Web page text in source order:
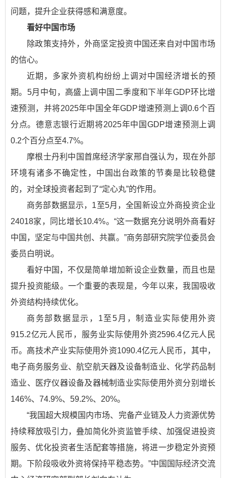
问题，提升企业获得感和满意度。
看好中国市场
除政策支持外，外商坚定投资中国还来自对中国市场
的信心。
近期，多家外资机构纷纷上调对中国经济增长的预
期。5月中旬，高盛上调中国二季度和下半年GDP环比增
速预测，并将2025年中国全年GDP增速预测上调0.6个百
分点。德意志银行近期将2025年中国GDP增速预测上调
0.2个百分点至4.7%。
摩根士丹利中国首席经济学家邢自强认为，现在外部
环境有诸多不确定性，中国出台政策的节奏是比较稳健
的，对全球投资者起到了“定心丸”的作用。
商务部数据显示，1至5月，全国新设立外商投资企业
24018家，同比增长10.4%。“这一数据充分说明外商看好
中国，坚定与中国共创、共赢。”商务部研究院学位委员会
委员白明说。
看好中国，不仅是简单增加新设企业数量，而且也是
提升投资能级。一个重要的表现是，今年以来，我国吸收
外资结构持续优化。
商务部数据显示，1至5月，制造业实际使用外资
915.2亿元人民币，服务业实际使用外资2596.4亿元人民
币。高技术产业实际使用外资1090.4亿元人民币，其中，
电子商务服务业、航空航天器及设备制造业、化学药品制
造业、医疗仪器设备及器械制造业实际使用外资分别增长
146%、74.9%、59.2%、20%。
“我国超大规模国内市场、完备产业链及人力资源优势
持续释放吸引力，叠加简化外资监管手续、加强促进投资
服务、优化投资者生活配套等措施，将进一步稳定外资预
期。下阶段吸收外资将保持平稳态势。”中国国际经济交流